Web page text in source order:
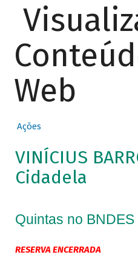
Web
Ações
VINÍCIUS
Cidadela
Quintas no
RESERVA ENCERRADA